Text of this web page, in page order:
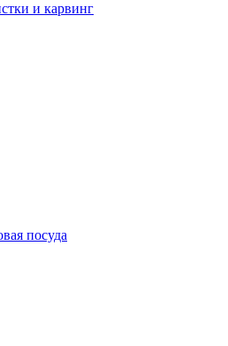
и карвинг
посуда